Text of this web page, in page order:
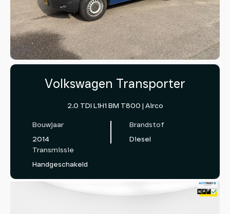
Volkswagen Transporter
2.0 TDI L1H1 BM T800 | Airco
Bouwjaar
2014
Brandstof
Diesel
Transmissie
Handgeschakeld